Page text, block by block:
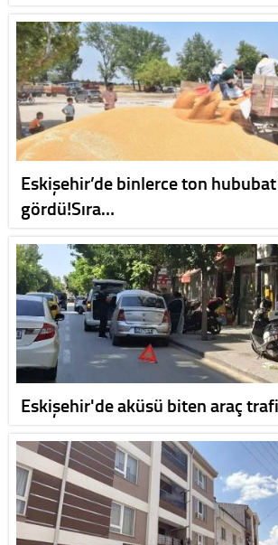
Eskişehir’de binlerce ton
gördü!Sıra…
Eskişehir'de aküsü biten araç